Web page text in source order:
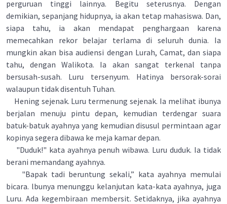
perguruan tinggi lainnya. Begitu seterusnya. Dengan
demikian, sepanjang hidupnya, ia akan tetap mahasiswa. Dan,
siapa tahu, ia akan mendapat penghargaan karena
memecahkan rekor belajar terlama di seluruh dunia. Ia
mungkin akan bisa audiensi dengan Lurah, Camat, dan siapa
tahu, dengan Walikota. Ia akan sangat terkenal tanpa
bersusah-susah. Luru tersenyum. Hatinya bersorak-sorai
walaupun tidak disentuh Tuhan.
Hening sejenak. Luru termenung sejenak. Ia melihat ibunya
berjalan menuju pintu depan, kemudian terdengar suara
batuk-batuk ayahnya yang kemudian disusul permintaan agar
kopinya segera dibawa ke meja kamar depan.
"Duduk!" kata ayahnya penuh wibawa. Luru duduk. Ia tidak
berani memandang ayahnya.
"Bapak tadi beruntung sekali,” kata ayahnya memulai
bicara. lbunya menunggu kelanjutan kata-kata ayahnya, juga
Luru. Ada kegembiraan membersit. Setidaknya, jika ayahnya